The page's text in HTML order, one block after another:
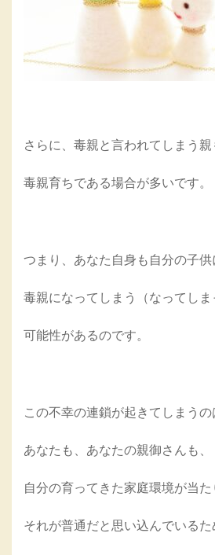
さらに、毒親と言われてしまう親
毒親育ちである場合が多いです。
つまり、あなた自身も自分の子供
毒親になってしまう（なってしま
可能性があるのです。
この不幸の連鎖が起きてしまうの
あなたも、あなたの親御さんも、
自分の育ってきた家庭環境が当た
それが普通だと思い込んでいるた